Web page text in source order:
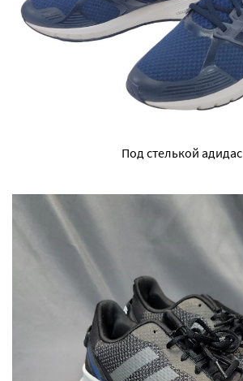
Под стелькой адидас